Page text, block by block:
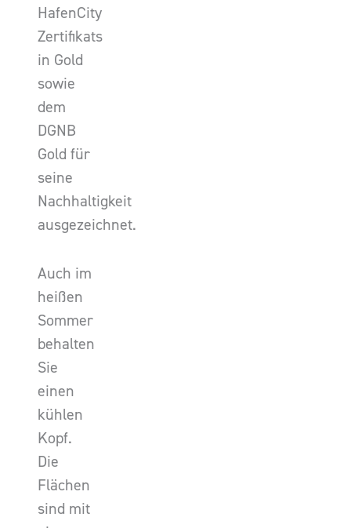
HafenCity
Zertifikats
in Gold
sowie
dem
DGNB
Gold für
seine
Nachhaltigkeit
ausgezeichnet.
Auch im
heißen
Sommer
behalten
Sie
einen
kühlen
Kopf.
Die
Flächen
sind mit